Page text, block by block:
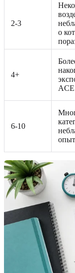
2-3
о
4+
ACE
6-10